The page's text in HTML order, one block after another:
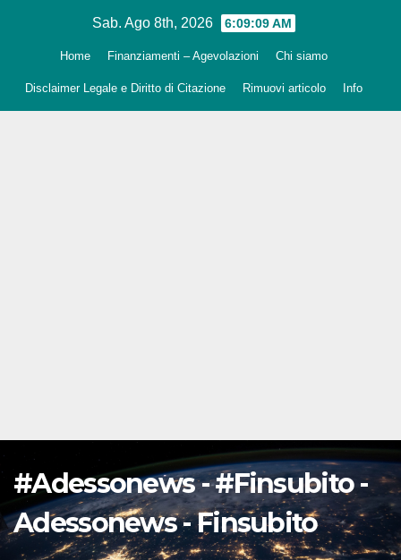
Sab. Ago 8th, 2026 6:09:10 AM
Home Finanziamenti – Agevolazioni Chi siamo
Disclaimer Legale e Diritto di Citazione Rimuovi articolo Info
#Adessonews - #Finsubito -
Adessonews - Finsubito